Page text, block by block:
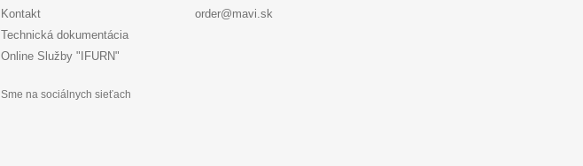
Kontakt
Technická dokumentácia
Online Služby "IFURN"
Sme na sociálnych sieťach
order@mavi.sk